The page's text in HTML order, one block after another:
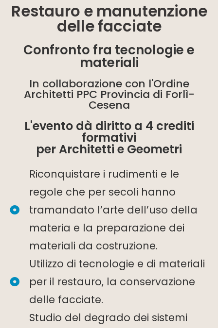
Restauro e manutenzione
delle facciate
Confronto fra tecnologie e
materiali
In collaborazione con l'Ordine
Architetti PPC Provincia di Forlì-
Cesena
L'evento dà diritto a 4 crediti
formativi
per Architetti e Geometri
Riconquistare i rudimenti e le
regole che per secoli hanno
tramandato l’arte dell’uso della
materia e la preparazione dei
materiali da costruzione.
Utilizzo di tecnologie e di materiali
per il restauro, la conservazione
delle facciate.
Studio del degrado dei sistemi